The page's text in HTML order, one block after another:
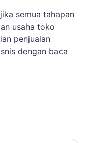
semua tahapan
usaha toko
penjualan
dengan baca